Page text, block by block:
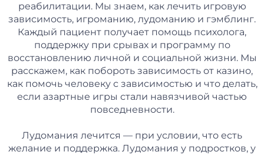
реабилитации. Мы знаем, как лечить игровую
зависимость, игроманию, лудоманию и гэмблинг.
Каждый пациент получает помощь психолога,
поддержку при срывах и программу по
восстановлению личной и социальной жизни. Мы
расскажем, как побороть зависимость от казино,
как помочь человеку с зависимостью и что делать,
если азартные игры стали навязчивой частью
повседневности.
Лудомания лечится — при условии, что есть
желание и поддержка. Лудомания у подростков, у